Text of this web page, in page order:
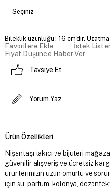
Bileklik uzunluğu : 16 cm'dir. Uzatma
Favorilere Ekle
İstek
Fiyat Düşünce Haber Ver
Tavsiye Et
Yorum Yaz
Ürün Özellikleri
Nişantaşı takıcı ve bijuteri
güvenilir alışveriş ve ücretsiz
ürünlerimizin uzun ömürlü ve
için su, parfüm, kolonya,